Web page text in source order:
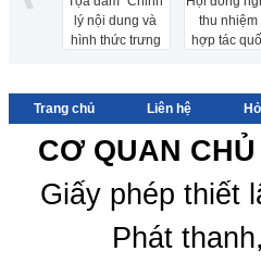
lý nội dung và
hình thức trưng
Bảo tàng Lịch sử
thu nhiệm
hợp tác
giữa Việt
Lào
sự tương
dị biệt
nhạc dân
tộc người
Việt Nam
Đông Bắc
Trang chủ Liên hệ
CƠ QUAN
Giấy phép thiết
Phát